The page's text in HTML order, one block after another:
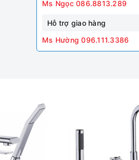
Ms Ngọc 086.8813.289
Hỗ trợ giao hàng
Ms Hường 096.111.3386